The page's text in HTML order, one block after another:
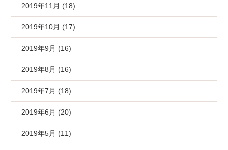
2019年11月 (18)
2019年10月 (17)
2019年9月 (16)
2019年8月 (16)
2019年7月 (18)
2019年6月 (20)
2019年5月 (11)